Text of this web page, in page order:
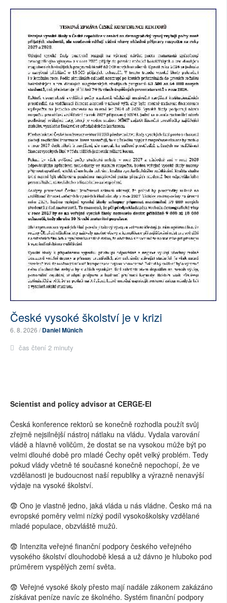
České vysoké školství je v krizi
6. 8. 2026 /Daniel Münich
čas čtení 2 minuty
Scientist and policy advisor at CERGE-EI
Česká konference rektorů se konečně rozhodla použít svůj
zřejmě nejsilnější nástroj nátlaku na vládu. Vydala varování
vládě a hlavně voličům, že dostat se na vysokou může být po
velmi dlouhé době pro mladé Čechy opět velký problém. Tedy
pokud vlády včetně té současné konečně nepochopí, že ve
vzdělanosti je budoucnost naší republiky a výrazně nenavýší
výdaje na vysoké školství.
😨 Ono je vlastně jedno, jaká vláda u nás vládne. Česko má na
evropské poměry velmi nízký podíl vysokoškolsky vzdělané
mladé populace, obzvláště mužů.
😨 Intenzita veřejné finanční podpory českého veřejného
vysokého školství dlouhodobě klesá a už dávno je hluboko pod
průměrem vyspělých zemí světa.
😨 Veřejné vysoké školy přesto mají nadále zákonem zakázáno
získávat peníze navíc ze školného. Systém finanční podpory